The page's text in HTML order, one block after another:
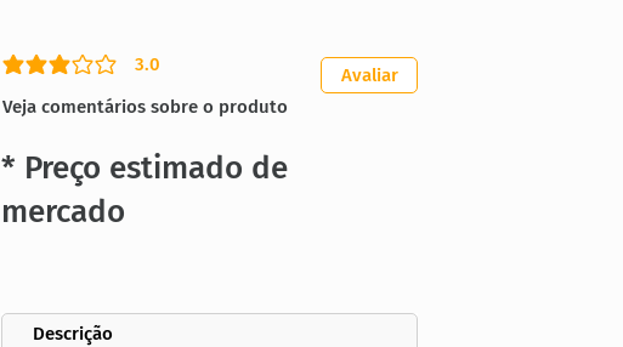
3.0
classificação média é 3 de 5
Veja comentários sobre o produto
Avaliar
* Preço estimado de
mercado
Descrição